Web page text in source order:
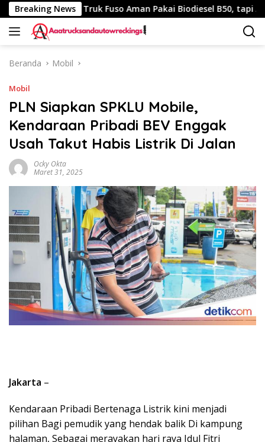
Langsung
ke
konten
Breaking News
Km Truk Fuso Aman Pakai Biodiesel B50, tapi Ada
Beranda Mobil
Mobil
PLN Siapkan SPKLU Mobile,
Kendaraan Pribadi BEV Enggak
Usah Takut Habis Listrik Di Jalan
Ocky Okta
Maret 31, 2025
Jakarta –
Kendaraan Pribadi Bertenaga Listrik kini menjadi
pilihan Bagi pemudik yang hendak balik Di kampung
halaman, Sebagai merayakan hari raya Idul Fitri